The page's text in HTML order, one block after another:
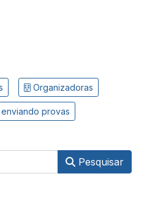
Organizadoras
provas
Pesquisar